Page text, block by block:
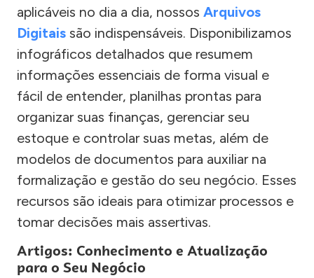
aplicáveis no dia a dia, nossos Arquivos
Digitais são indispensáveis. Disponibilizamos
infográficos detalhados que resumem
informações essenciais de forma visual e
fácil de entender, planilhas prontas para
organizar suas finanças, gerenciar seu
estoque e controlar suas metas, além de
modelos de documentos para auxiliar na
formalização e gestão do seu negócio. Esses
recursos são ideais para otimizar processos e
tomar decisões mais assertivas.
Artigos: Conhecimento e Atualização
para o Seu Negócio